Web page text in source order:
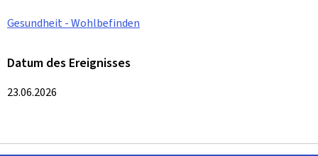
Gesundheit - Wohlbefinden
Datum des Ereignisses
23.06.2026